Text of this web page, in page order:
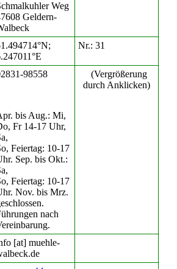
Weg
Geldern-
Nr.: 31
98558
bis Aug.: Mi,
Fr 14-17 Uhr,
Feiertag: 10-17
Sep. bis Okt.:
Feiertag: 10-17
Nov. bis Mrz.
nach
(Vergrößerung
durch Anklicken)
[at] muehle-